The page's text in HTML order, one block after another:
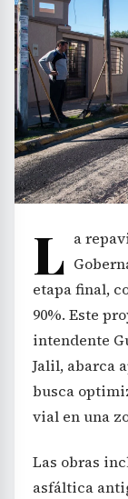
L a
etapa final,
90%. Este
intendente
Jalil, abarca
busca
vial en una
Las obras
asfáltica